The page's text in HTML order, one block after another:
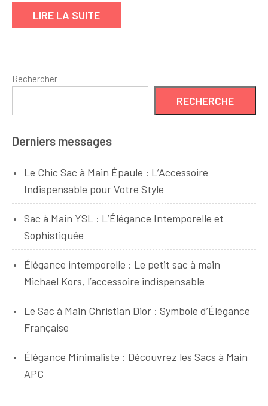
Parfait
!
LIRE LA SUITE
Rechercher
RECHERCHE
Derniers messages
Le Chic Sac à Main Épaule : L’Accessoire
Indispensable pour Votre Style
Sac à Main YSL : L’Élégance Intemporelle et
Sophistiquée
Élégance intemporelle : Le petit sac à main
Michael Kors, l’accessoire indispensable
Le Sac à Main Christian Dior : Symbole d’Élégance
Française
Élégance Minimaliste : Découvrez les Sacs à Main
APC